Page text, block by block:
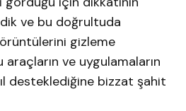
ve bu doğrultuda
gizleme
ve uygulamaların
desteklediğine bizzat şahit